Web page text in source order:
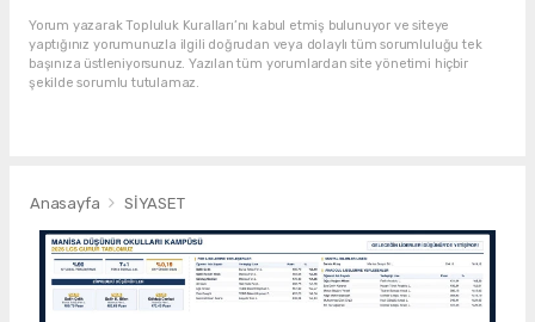
Yorum yazarak Topluluk Kuralları’nı kabul etmiş bulunuyor ve siteye
yaptığınız yorumunuzla ilgili doğrudan veya dolaylı tüm sorumluluğu tek
başınıza üstleniyorsunuz. Yazılan tüm yorumlardan site yönetimi hiçbir
şekilde sorumlu tutulamaz.
Anasayfa SİYASET